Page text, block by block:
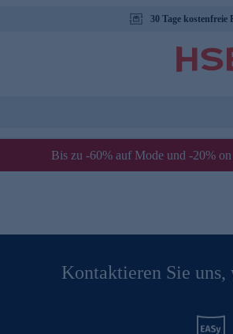
30 Tage kostenfreie
Bis zu -60% auf Mode und -20%
Kontaktieren Sie